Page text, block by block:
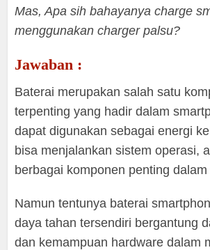
Mas, Apa sih bahayanya charge
menggunakan charger palsu?
Jawaban :
Baterai merupakan salah satu
terpenting yang hadir dalam
dapat digunakan sebagai energi
bisa menjalankan sistem operasi,
berbagai komponen penting
Namun tentunya baterai
daya tahan tersendiri bergantung
dan kemampuan hardware dalam